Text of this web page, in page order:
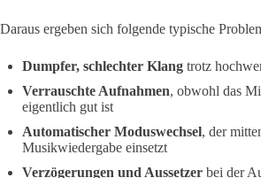
Daraus ergeben sich folgende typische
Dumpfer, schlechter Klang trotz
Verrauschte Aufnahmen, obwohl das
eigentlich gut ist
Automatischer Moduswechsel, der
Musikwiedergabe einsetzt
Verzögerungen und Aussetzer bei der